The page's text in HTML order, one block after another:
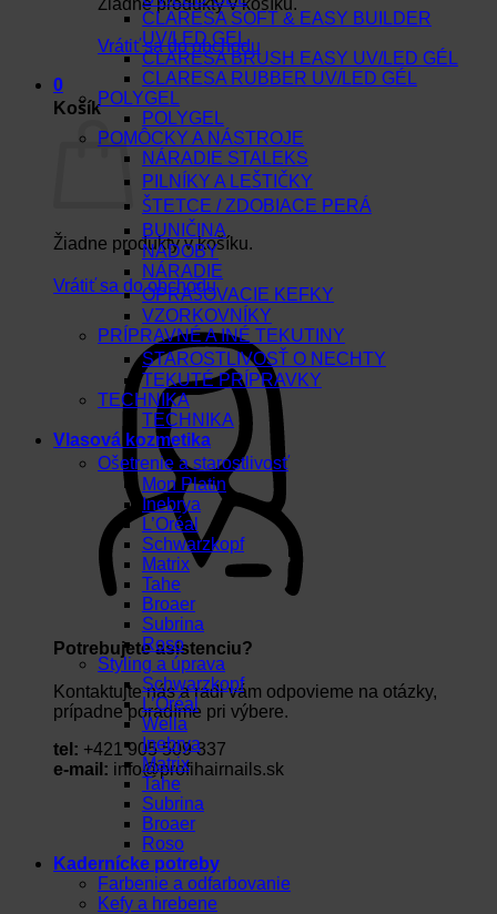
Žiadne produkty v košíku.
Vrátiť sa do obchodu
0
Košík
Žiadne produkty v košíku.
Vrátiť sa do obchodu
Potrebujete asistenciu?
Kontaktujte nás a radi vám odpovieme na otázky,
prípadne poradíme pri výbere.
tel: +421 905 509 337
e-mail: info@profihairnails.sk
CLARESA SOFT & EASY BUILDER
UV/LED GEL
CLARESA BRUSH EASY UV/LED GÉL
CLARESA RUBBER UV/LED GÉL
POLYGEL
POLYGEL
POMÔCKY A NÁSTROJE
NÁRADIE STALEKS
PILNÍKY A LEŠTIČKY
ŠTETCE / ZDOBIACE PERÁ
BUNIČINA
NÁDOBY
NÁRADIE
OPRAŠOVACIE KEFKY
VZORKOVNÍKY
PRÍPRAVNÉ A INÉ TEKUTINY
STAROSTLIVOSŤ O NECHTY
TEKUTÉ PRÍPRAVKY
TECHNIKA
TECHNIKA
Vlasová kozmetika
Ošetrenie a starostlivosť
Mon Platin
Inebrya
L’Oréal
Schwarzkopf
Matrix
Tahe
Broaer
Subrina
Roso
Styling a úprava
Schwarzkopf
L’Oréal
Wella
Inebrya
Matrix
Tahe
Subrina
Broaer
Roso
Kadernícke potreby
Farbenie a odfarbovanie
Kefy a hrebene